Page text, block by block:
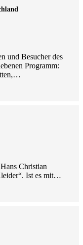
und Besucher des
Programm:
Christian
Ist es mit…